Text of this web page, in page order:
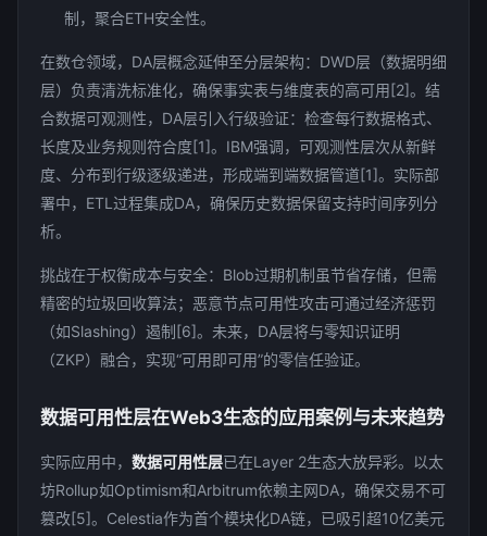
制，聚合ETH安全性。
在数仓领域，DA层概念延伸至分层架构：DWD层（数据明细
层）负责清洗标准化，确保事实表与维度表的高可用[2]。结
合数据可观测性，DA层引入行级验证：检查每行数据格式、
长度及业务规则符合度[1]。IBM强调，可观测性层次从新鲜
度、分布到行级逐级递进，形成端到端数据管道[1]。实际部
署中，ETL过程集成DA，确保历史数据保留支持时间序列分
析。
挑战在于权衡成本与安全：Blob过期机制虽节省存储，但需
精密的垃圾回收算法；恶意节点可用性攻击可通过经济惩罚
（如Slashing）遏制[6]。未来，DA层将与零知识证明
（ZKP）融合，实现“可用即可用”的零信任验证。
数据可用性层在Web3生态的应用案例与未来趋势
实际应用中， 数据可用性层已在Layer 2生态大放异彩。以太
坊Rollup如Optimism和Arbitrum依赖主网DA，确保交易不可
篡改[5]。Celestia作为首个模块化DA链，已吸引超10亿美元